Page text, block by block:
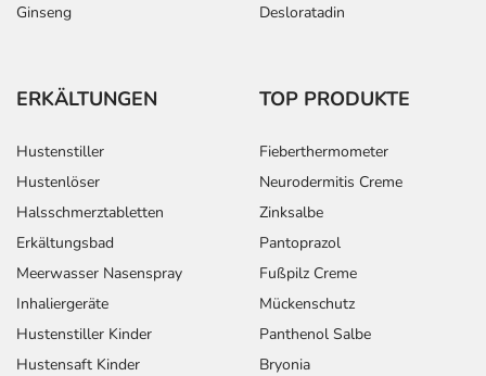
Ginseng
Desloratadin
ERKÄLTUNGEN
Hustenstiller
Hustenlöser
Halsschmerztabletten
Erkältungsbad
Meerwasser Nasenspray
Inhaliergeräte
Hustenstiller Kinder
Hustensaft Kinder
TOP PRODUKTE
Fieberthermometer
Neurodermitis Creme
Zinksalbe
Pantoprazol
Fußpilz Creme
Mückenschutz
Panthenol Salbe
Bryonia